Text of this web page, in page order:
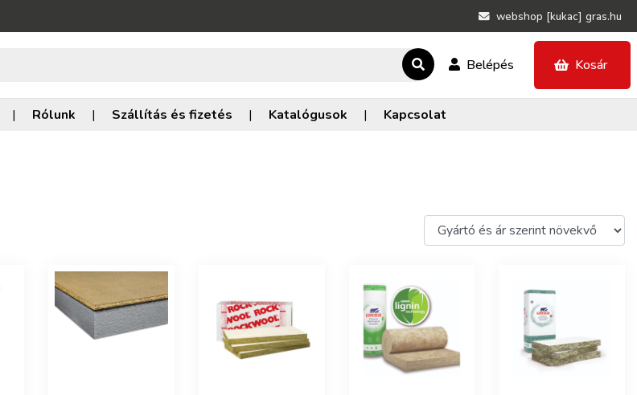
webshop [kukac] gras.hu
Belépés Kosár
| Rólunk | Szállítás és fizetés | Katalógusok | Kapcsolat